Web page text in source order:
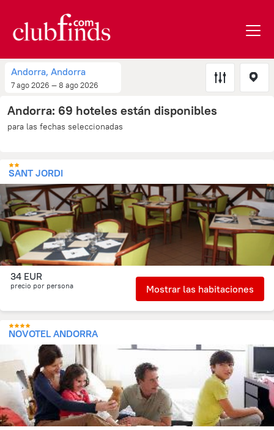
Andorra, Andorra
7 ago 2026 — 8 ago 2026
Andorra: 69 hoteles están disponibles
para las fechas seleccionadas
SANT JORDI
34 EUR
precio por persona Mostrar las habitaciones
NOVOTEL ANDORRA